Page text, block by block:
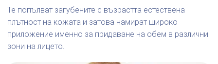
Те попълват загубените с възрастта естествена
плътност на кожата и затова намират широко
приложение именно за придаване на обем в различни
зони на лицето.